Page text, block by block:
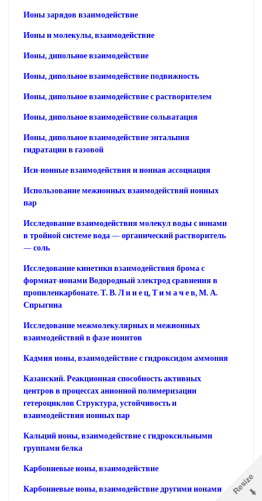
Ионы зарядов взаимодействие
Ионы и молекулы, взаимодействие
Ионы, дипольное взаимодействие
Ионы, дипольное взаимодействие подвижность
Ионы, дипольное взаимодействие с растворителем
Ионы, дипольное взаимодействие сольватация
Ионы, дипольное взаимодействие энтальпия
гидратации в газовой
Исн-ионные взаимодействия и ионная ассоциация
Использование межионных взаимодействий ионных
пар
Исследование взаимодействия молекул воды с ионами
в тройной системе вода — органический растворитель
— соль
Исследование кинетики взаимодействия брома с
формиат-ионами Водородный электрод сравнения в
пропиленкарбонате. Т. В. Л и и е ц, Т и м а ч е в, М. А.
Спрыгина
Исследование межмолекулярных и межионных
взаимодействий в фазе ионитов
Кадмия ионы, взаимодействие с гидроксидом аммония
Казанский. Реакционная способность активных
центров в процессах анионной полимеризации
гетероциклов Структура, устойчивость и
взаимодействия ионных пар
Кальций ионы, взаимодействие с гидроксильными
группами белка
Карбониевые ионы, взаимодействие
Карбониевые ионы, взаимодействие другими ионами